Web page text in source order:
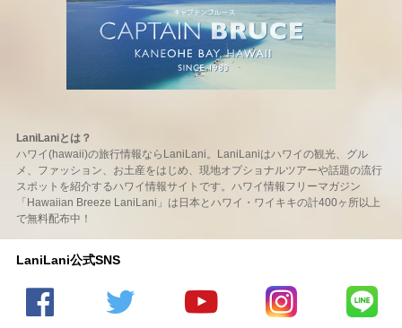
LaniLaniとは？
ハワイ(hawaii)の旅行情報ならLaniLani。LaniLaniはハワイの観光、グル
メ、ファッション、お土産をはじめ、現地オプショナルツアーや話題の流行
スポットを紹介するハワイ情報サイトです。ハワイ情報フリーマガジン
「Hawaiian Breeze LaniLani」は日本とハワイ・ワイキキの計400ヶ所以上
で無料配布中！
LaniLani公式SNS